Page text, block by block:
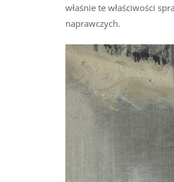
właśnie te właściwości
naprawczych.